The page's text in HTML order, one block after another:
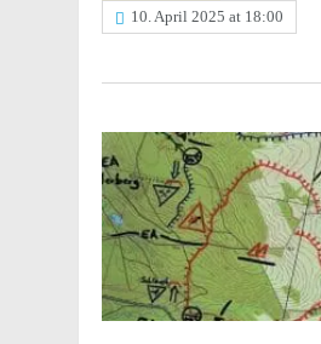
10. April 2025 at 18:00